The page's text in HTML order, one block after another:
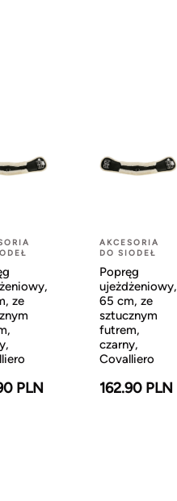
ze
PLN
AKCESORIA
DO SIODEŁ
Popręg
ujeżdżeniowy,
65 cm, ze
sztucznym
futrem,
czarny,
Covalliero
162.90 PLN